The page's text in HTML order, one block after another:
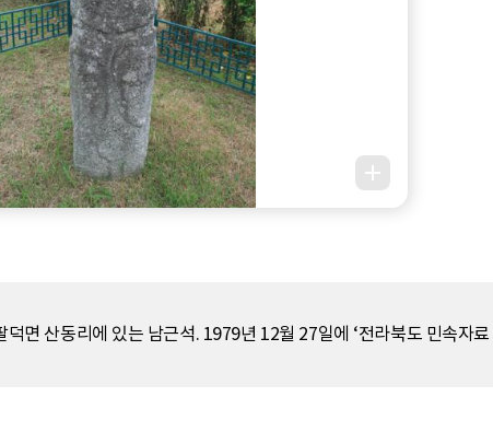
덕면 산동리에 있는 남근석. 1979년 12월 27일에 ‘전라북도 민속자